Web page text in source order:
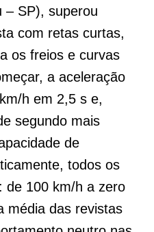
– SP), superou
com retas curtas,
os freios e curvas
a aceleração
h em 2,5 s e,
segundo mais
de
todos os
de 100 km/h a zero
média das revistas